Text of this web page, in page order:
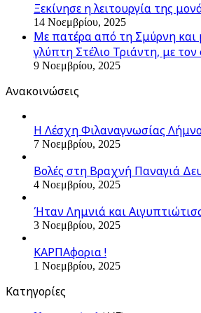
Ξεκίνησε η λειτουργία της
14 Νοεμβρίου, 2025
Με πατέρα από τη Σμύρνη και
γλύπτη Στέλιο Τριάντη, με
9 Νοεμβρίου, 2025
Ανακοινώσεις
Η Λέσχη Φιλαναγνωσίας
7 Νοεμβρίου, 2025
Βολές στη Βραχνή Παναγιά
4 Νοεμβρίου, 2025
Ήταν Λημνιά και
3 Νοεμβρίου, 2025
ΚΑΡΠΑφορια !
1 Νοεμβρίου, 2025
Kατηγορίες